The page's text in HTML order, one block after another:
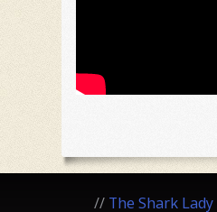
The Shark Lady
//